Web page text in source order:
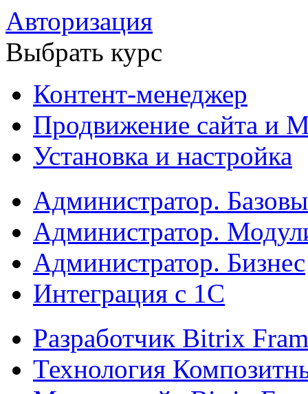
Авторизация
Выбрать курс
Контент-менеджер
Продвижение сайта и
Установка и настройка
Администратор.
Администратор.
Администратор. Бизнес
Интеграция с 1С
Разработчик Bitrix
Технология